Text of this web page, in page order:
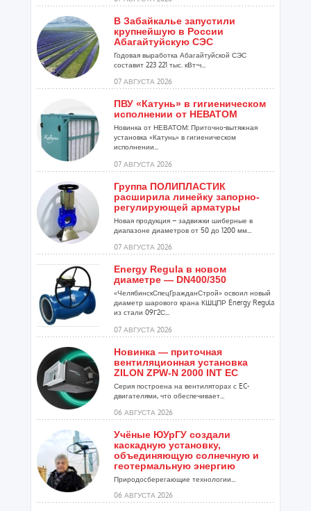
В Забайкалье запустили
крупнейшую в России
Абагайтуйскую СЭС
Годовая выработка Абагайтуйской СЭС
составит 223 221 тыс. кВт-ч...
07 АВГУСТА 2026
ПВУ «Катунь» в гигиеническом
исполнении от НЕВАТОМ
Новинка от НЕВАТОМ: Приточно-вытяжная
установка «Катунь» в гигиеническом
исполнении...
07 АВГУСТА 2026
Группа ПОЛИПЛАСТИК
расширила линейку запорно-
регулирующей арматуры
Новая продукция – задвижки шиберные в
диапазоне диаметров от 50 до 1200 мм...
07 АВГУСТА 2026
Energy Regula в новом
диаметре — DN400/350
«ЧелябинскСпецГражданСтрой» освоил новый
диаметр шарового крана КШЦПР Energy Regula
из стали 09Г2С...
07 АВГУСТА 2026
Новинка — приточная
вентиляционная установка
ZILON ZPW-N 2000 INT EC
Серия построена на вентиляторах с EC-
двигателями, что обеспечивает...
06 АВГУСТА 2026
Учёные ЮУрГУ создали
каскадную установку,
объединяющую солнечную и
геотермальную энергию
Природосберегающие технологии...
06 АВГУСТА 2026